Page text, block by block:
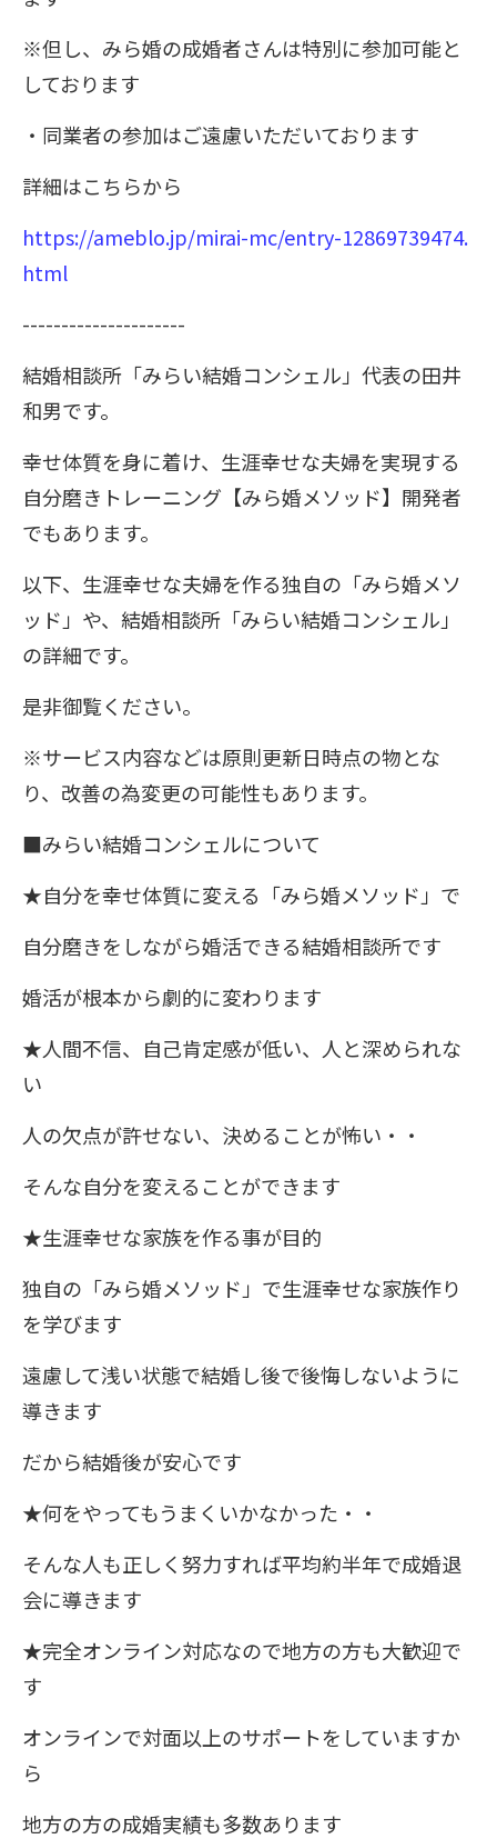
※但し、みら婚の成婚者さんは特別に参加可能と
しております
・同業者の参加はご遠慮いただいております
詳細はこちらから
https://ameblo.jp/mirai-mc/entry-12869739474.
html
---------------------
結婚相談所「みらい結婚コンシェル」代表の田井
和男です。
幸せ体質を身に着け、生涯幸せな夫婦を実現する
自分磨きトレーニング【みら婚メソッド】開発者
でもあります。
以下、生涯幸せな夫婦を作る独自の「みら婚メソ
ッド」や、結婚相談所「みらい結婚コンシェル」
の詳細です。
是非御覧ください。
※サービス内容などは原則更新日時点の物とな
り、改善の為変更の可能性もあります。
■みらい結婚コンシェルについて
★自分を幸せ体質に変える「みら婚メソッド」で
自分磨きをしながら婚活できる結婚相談所です
婚活が根本から劇的に変わります
★人間不信、自己肯定感が低い、人と深められな
い
人の欠点が許せない、決めることが怖い・・
そんな自分を変えることができます
★生涯幸せな家族を作る事が目的
独自の「みら婚メソッド」で生涯幸せな家族作り
を学びます
遠慮して浅い状態で結婚し後で後悔しないように
導きます
だから結婚後が安心です
★何をやってもうまくいかなかった・・
そんな人も正しく努力すれば平均約半年で成婚退
会に導きます
★完全オンライン対応なので地方の方も大歓迎で
す
オンラインで対面以上のサポートをしていますか
ら
地方の方の成婚実績も多数あります